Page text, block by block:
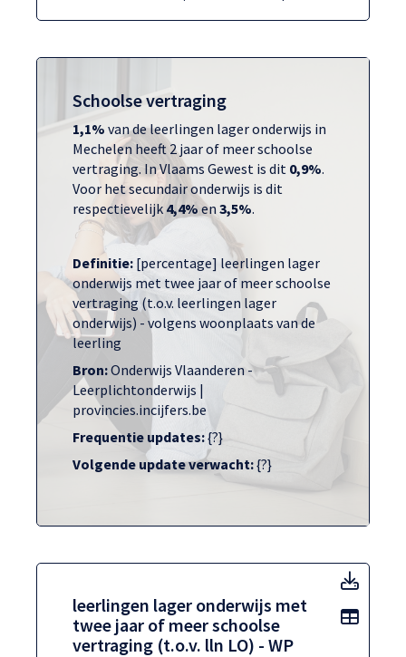
Schoolse vertraging
1,1% van de leerlingen lager onderwijs in
Mechelen heeft 2 jaar of meer schoolse
vertraging. In Vlaams Gewest is dit 0,9%.
Voor het secundair onderwijs is dit
respectievelijk 4,4% en 3,5%.
Definitie: [percentage] leerlingen lager
onderwijs met twee jaar of meer schoolse
vertraging (t.o.v. leerlingen lager
onderwijs) - volgens woonplaats van de
leerling
Bron:Onderwijs Vlaanderen -
Leerplichtonderwijs |
provincies.incijfers.be
Frequentie updates:{?}
Volgende update verwacht:{?}
leerlingen lager onderwijs met
twee jaar of meer schoolse
vertraging (t.o.v. lln LO) - WP
Toon